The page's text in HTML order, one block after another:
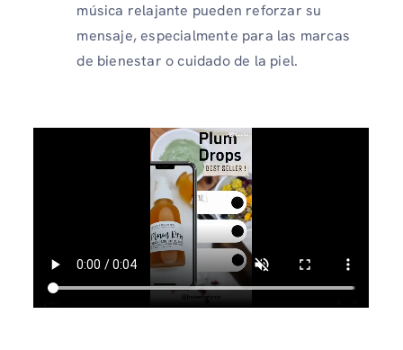
música relajante pueden reforzar su
mensaje, especialmente para las marcas
de bienestar o cuidado de la piel.